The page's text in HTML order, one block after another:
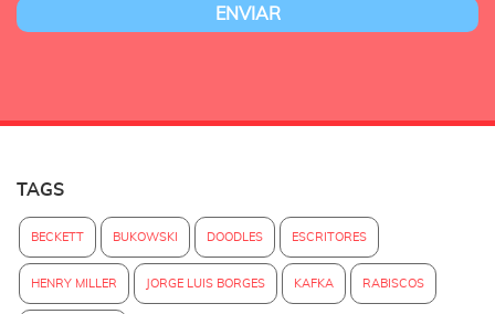
TAGS
BECKETT BUKOWSKI DOODLES ESCRITORES
HENRY MILLER JORGE LUIS BORGES KAFKA RABISCOS